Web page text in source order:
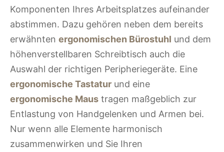
Komponenten Ihres Arbeitsplatzes aufeinander
abstimmen. Dazu gehören neben dem bereits
erwähnten ergonomischen Bürostuhl und dem
höhenverstellbaren Schreibtisch auch die
Auswahl der richtigen Peripheriegeräte. Eine
ergonomische Tastatur und eine
ergonomische Maus tragen maßgeblich zur
Entlastung von Handgelenken und Armen bei.
Nur wenn alle Elemente harmonisch
zusammenwirken und Sie Ihren